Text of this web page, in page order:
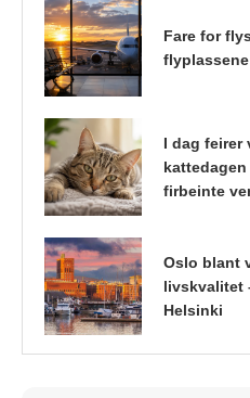
Fare for
I dag feirer
firbeinte
Oslo blant
livskvalitet
Helsinki